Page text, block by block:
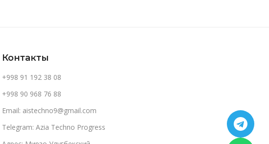
Контакты
+998 91 192 38 08
+998 90 968 76 88
Email: aistechno9@gmail.com
Telegram: Azia Techno Progress